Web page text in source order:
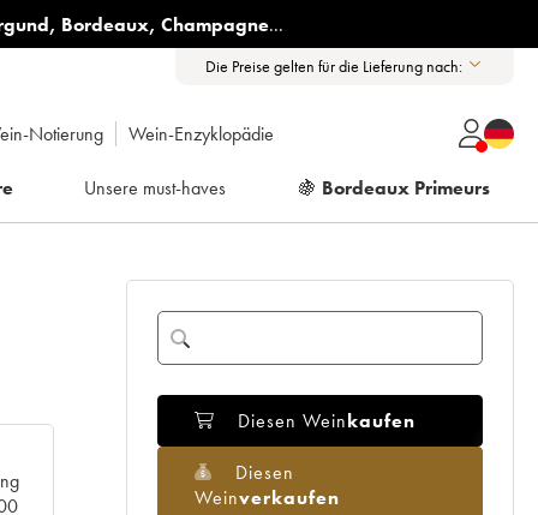
, Bordeaux, Champagne...
Die Preise gelten für die Lieferung nach:
Notierung Wein-Enzyklopädie
Unsere must-haves 🍇 Bordeaux Primeurs
Diesen Weinkaufen
Diesen
Weinverkaufen